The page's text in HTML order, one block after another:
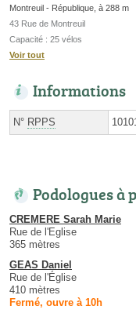
Montreuil - République, à 288 m
43 Rue de Montreuil
Capacité : 25 vélos
Voir tout
Informations
N° RPPS
Podologues à
CREMERE Sarah Marie
Rue de l'Eglise
365 mètres
GEAS Daniel
Rue de l'Église
410 mètres
Fermé, ouvre à 10h